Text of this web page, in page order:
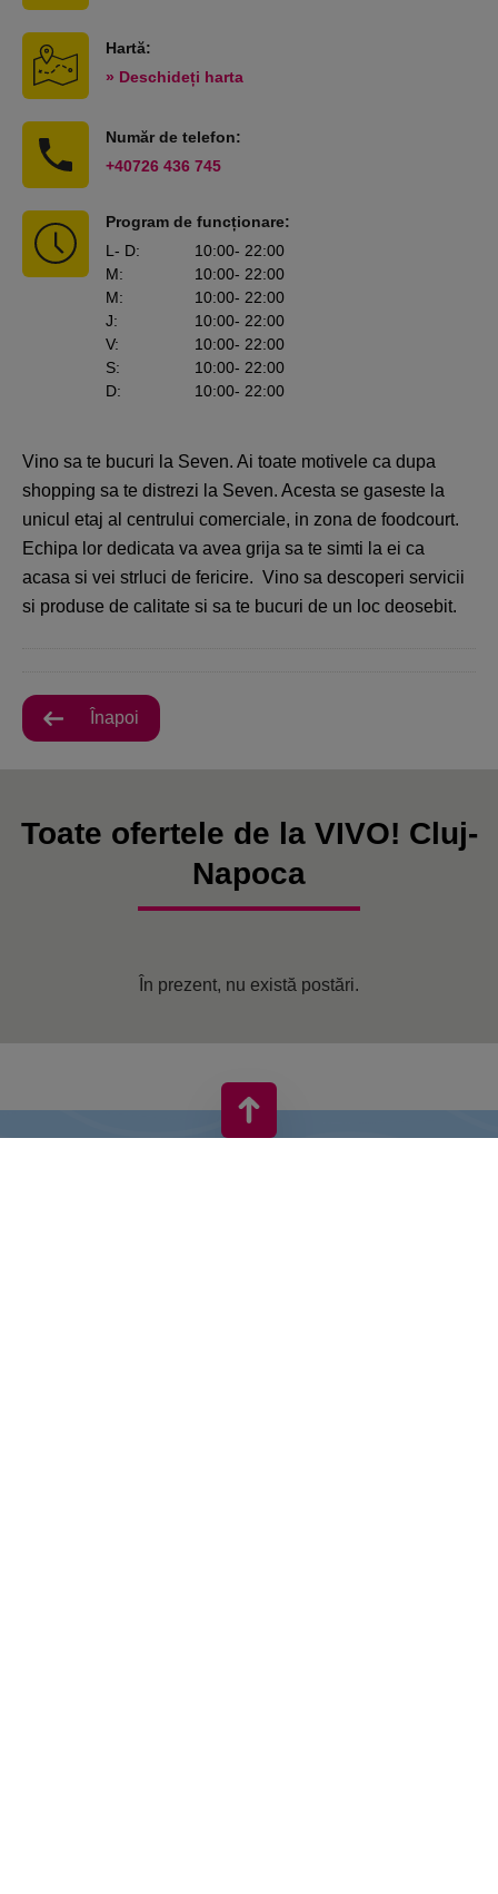
Hartă:
» Deschideți harta
Număr de telefon:
+40726 436 745
Program de funcționare:
L - D: 10:00- 22:00
M: 10:00- 22:00
M: 10:00- 22:00
J: 10:00- 22:00
V: 10:00- 22:00
S: 10:00- 22:00
D: 10:00- 22:00
Vino sa te bucuri la Seven. Ai toate motivele ca dupa
shopping sa te distrezi la Seven. Acesta se gaseste la
unicul etaj al centrului comerciale, in zona de foodcourt.
Echipa lor dedicata va avea grija sa te simti la ei ca
acasa si vei strluci de fericire. Vino sa descoperi servicii
si produse de calitate si sa te bucuri de un loc deosebit.
Înapoi
Toate ofertele de la VIVO! Cluj-
Napoca
În prezent, nu există postări.